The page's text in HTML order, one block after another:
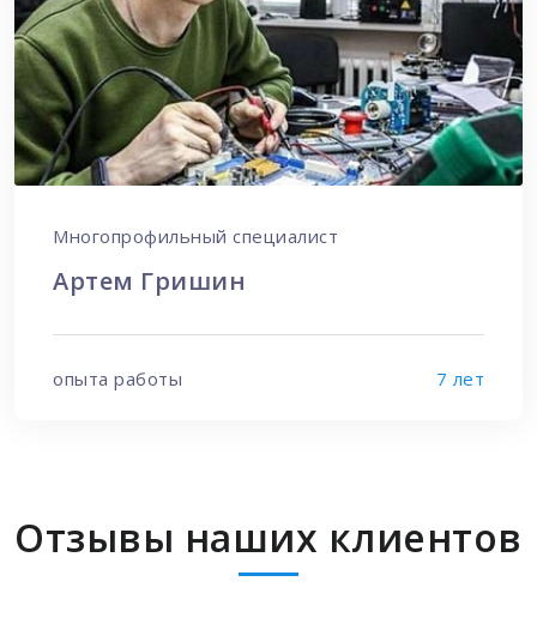
Многопрофильный специалист
Артем Гришин
опыта работы 7 лет
Отзывы наших клиентов